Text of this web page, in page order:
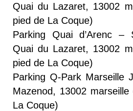
Quai du Lazaret, 13002
pied de La Coque)
Parking Quai d’Arenc –
Quai du Lazaret, 13002
pied de La Coque)
Parking Q-Park Marseille
Mazenod, 13002
La Coque)